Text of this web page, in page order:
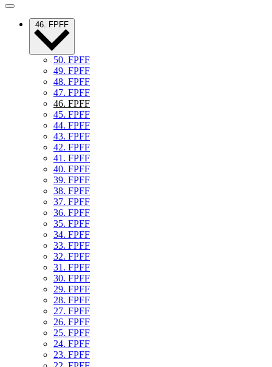
46. FPFF
50. FPFF
49. FPFF
48. FPFF
47. FPFF
46. FPFF
45. FPFF
44. FPFF
43. FPFF
42. FPFF
41. FPFF
40. FPFF
39. FPFF
38. FPFF
37. FPFF
36. FPFF
35. FPFF
34. FPFF
33. FPFF
32. FPFF
31. FPFF
30. FPFF
29. FPFF
28. FPFF
27. FPFF
26. FPFF
25. FPFF
24. FPFF
23. FPFF